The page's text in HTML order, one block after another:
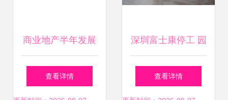
商业地产半年发展
图景与转型力量 园
查看详情
深圳富士康停工 园
区资产投资与管理
查看详情